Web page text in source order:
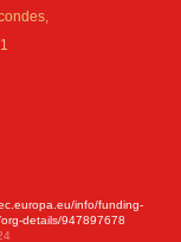
info/funding-
details/947897678